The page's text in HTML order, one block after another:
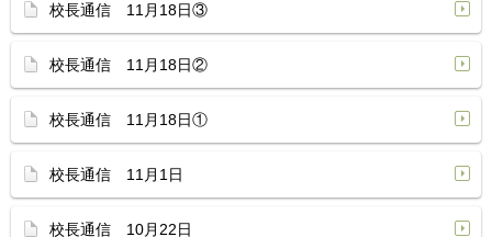
校長通信 11月18日③
校長通信 11月18日②
校長通信 11月18日①
校長通信 11月1日
校長通信 10月22日